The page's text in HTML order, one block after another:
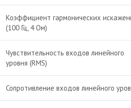
Коэффициент гармонических
(100 Гц, 4 Ом)
Чувствительность входов линейного
уровня (RMS)
Сопротивление входов линейного